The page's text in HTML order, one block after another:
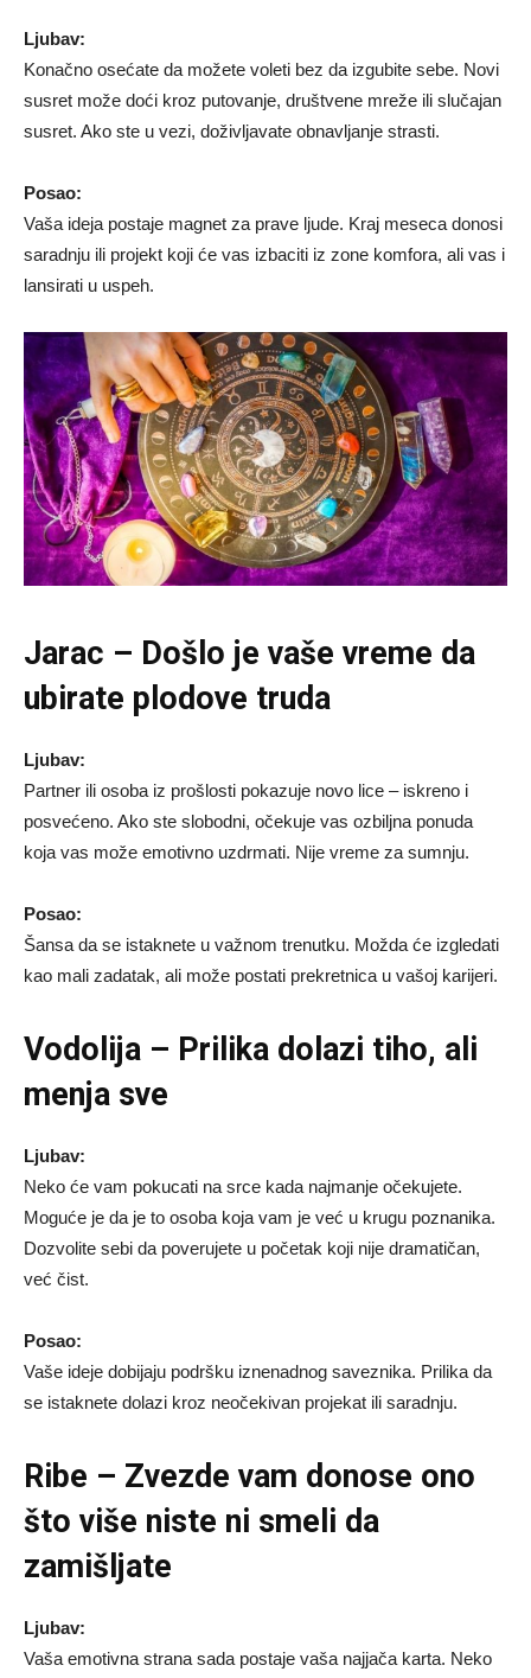
Ljubav:
Konačno osećate da možete voleti bez da izgubite sebe. Novi
susret može doći kroz putovanje, društvene mreže ili slučajan
susret. Ako ste u vezi, doživljavate obnavljanje strasti.
Posao:
Vaša ideja postaje magnet za prave ljude. Kraj meseca donosi
saradnju ili projekt koji će vas izbaciti iz zone komfora, ali vas i
lansirati u uspeh.
Jarac – Došlo je vaše vreme da
ubirate plodove truda
Ljubav:
Partner ili osoba iz prošlosti pokazuje novo lice – iskreno i
posvećeno. Ako ste slobodni, očekuje vas ozbiljna ponuda
koja vas može emotivno uzdrmati. Nije vreme za sumnju.
Posao:
Šansa da se istaknete u važnom trenutku. Možda će izgledati
kao mali zadatak, ali može postati prekretnica u vašoj karijeri.
Vodolija – Prilika dolazi tiho, ali
menja sve
Ljubav:
Neko će vam pokucati na srce kada najmanje očekujete.
Moguće je da je to osoba koja vam je već u krugu poznanika.
Dozvolite sebi da poverujete u početak koji nije dramatičan,
već čist.
Posao:
Vaše ideje dobijaju podršku iznenadnog saveznika. Prilika da
se istaknete dolazi kroz neočekivan projekat ili saradnju.
Ribe – Zvezde vam donose ono
što više niste ni smeli da
zamišljate
Ljubav:
Vaša emotivna strana sada postaje vaša najjača karta. Neko